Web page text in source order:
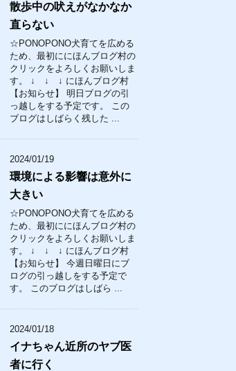
散歩中の吠えがなかなか
直らない
☆PONOPONO犬育てを広める
ため、最初ににほんブログ村の
クリックをよろしくお願いしま
す。 ↓ ↓ ↓ にほんブログ村
【お知らせ】 明日ブログの引
っ越しをする予定です。 この
ブログはしばらく残した ...
2024/01/19
環境による影響は意外に
大きい
☆PONOPONO犬育てを広める
ため、最初ににほんブログ村の
クリックをよろしくお願いしま
す。 ↓ ↓ ↓ にほんブログ村
【お知らせ】 今週日曜日にブ
ログの引っ越しをする予定で
す。 このブログはしばら ...
2024/01/18
イナちゃん近所のヤブ医
者に行く